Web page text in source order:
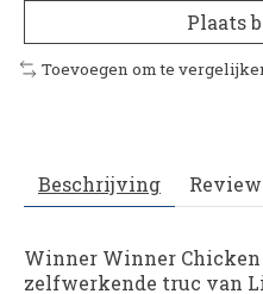
Plaats
Toevoegen om te
Beschrijving
Winner Winner Chicken
zelfwerkende truc van